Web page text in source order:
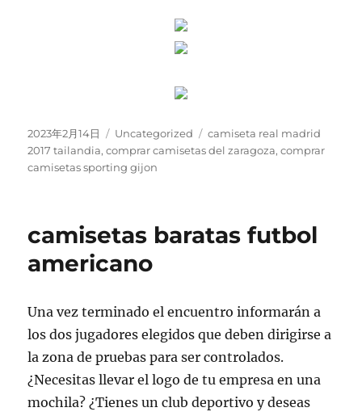
Publicado
el
2023年2月14日 Categorías
Uncategorized Etiquetas
camiseta real madrid
2017 tailandia,comprar camisetas del zaragoza,comprar
camisetas sporting gijon
camisetas baratas futbol
americano
Una vez terminado el encuentro informarán a
los dos jugadores elegidos que deben dirigirse a
la zona de pruebas para ser controlados.
¿Necesitas llevar el logo de tu empresa en una
mochila? ¿Tienes un club deportivo y deseas